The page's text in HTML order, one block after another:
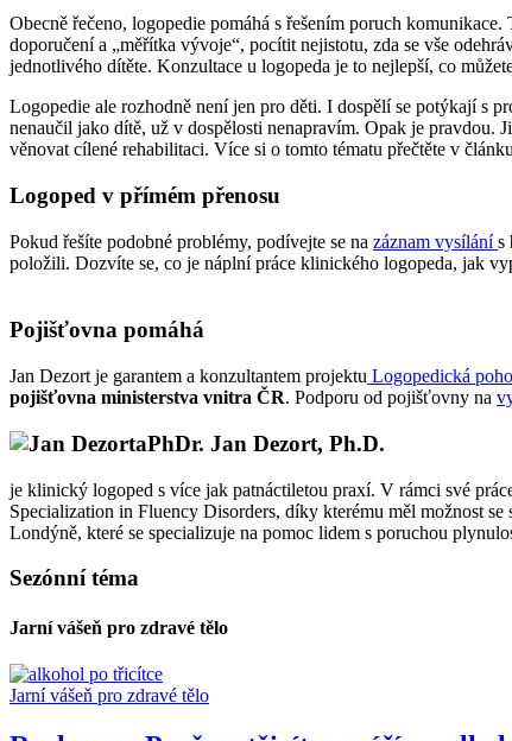
Obecně řečeno, logopedie pomáhá s řešením poruch
doporučení a „měřítka vývoje“, pocítit nejistotu, zda se vše
jednotlivého dítěte. Konzultace u logopeda je to nejlepší, co
Logopedie ale rozhodně není jen pro děti. I dospělí se potýkají s
nenaučil jako dítě, už v dospělosti nenapravím. Opak je pravdou.
věnovat cílené rehabilitaci. Více si o tomto tématu přečtěte v článku
Logoped v přímém přenosu
Pokud řešíte podobné problémy, podívejte se na záznam vysílánís
položili. Dozvíte se, co je náplní práce klinického logopeda, jak
Pojišťovna pomáhá
Jan Dezort je garantem a konzultantem projektu Logopedická
pojišťovna ministerstva vnitra ČR. Podporu od pojišťovny na
PhDr. Jan Dezort, Ph.D.
je klinický logoped s více jak patnáctiletou praxí. V rámci své
Specialization in Fluency Disorders, díky kterému měl možnost
Londýně, které se specializuje na pomoc lidem s poruchou
Sezónní téma
Jarní vášeň pro zdravé tělo
Jarní vášeň pro zdravé tělo